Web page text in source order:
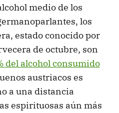
medio de los
los
estado conocido por
de octubre, son
del alcohol consumido
austriacos es
a una distancia
espirituosas aún más